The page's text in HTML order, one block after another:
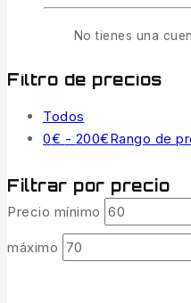
Venta
Objetos Calientes
Filtro de precios
Todos
0€ - 200€Rango de
Filtrar por precio
Precio mínimo
máximo
No tienes una